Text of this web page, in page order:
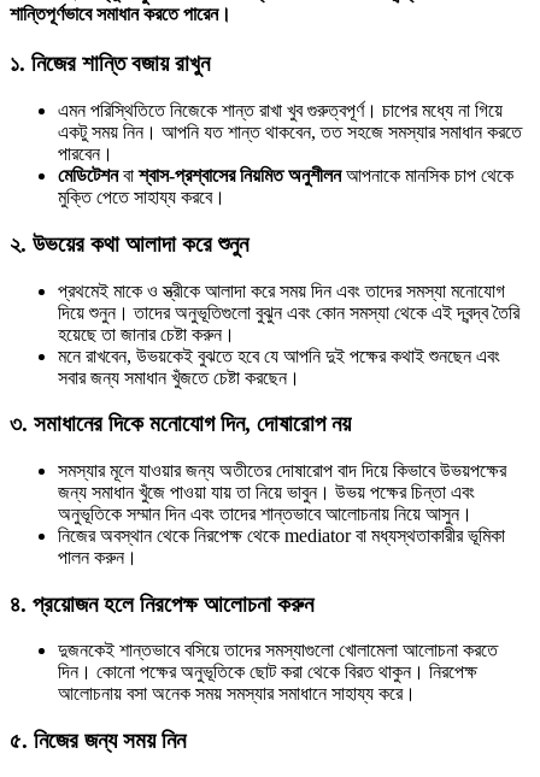
শান্তিপূর্ণভাবে সমাধান করতে পারেন।
১. নিজের শান্তি বজায় রাখুন
এমন পরিস্থিতিতে নিজেকে শান্ত রাখা খুব গুরুত্বপূর্ণ। চাপের মধ্যে না গিয়ে
একটু সময় নিন। আপনি যত শান্ত থাকবেন, তত সহজে সমস্যার সমাধান করতে
পারবেন।
মেডিটেশনবাশ্বাস-প্রশ্বাসের নিয়মিত অনুশীলনআপনাকে মানসিক চাপ থেকে
মুক্তি পেতে সাহায্য করবে।
২. উভয়ের কথা আলাদা করে শুনুন
প্রথমেই মাকে ও স্ত্রীকে আলাদা করে সময় দিন এবং তাদের সমস্যা মনোযোগ
দিয়ে শুনুন। তাদের অনুভূতিগুলো বুঝুন এবং কোন সমস্যা থেকে এই দ্বন্দ্ব তৈরি
হয়েছে তা জানার চেষ্টা করুন।
মনে রাখবেন, উভয়কেই বুঝতে হবে যে আপনি দুই পক্ষের কথাই শুনছেন এবং
সবার জন্য সমাধান খুঁজতে চেষ্টা করছেন।
৩. সমাধানের দিকে মনোযোগ দিন, দোষারোপ নয়
সমস্যার মূলে যাওয়ার জন্য অতীতের দোষারোপ বাদ দিয়ে কিভাবে উভয়পক্ষের
জন্য সমাধান খুঁজে পাওয়া যায় তা নিয়ে ভাবুন। উভয় পক্ষের চিন্তা এবং
অনুভূতিকে সম্মান দিন এবং তাদের শান্তভাবে আলোচনায় নিয়ে আসুন।
নিজের অবস্থান থেকে নিরপেক্ষ থেকে mediator বা মধ্যস্থতাকারীর ভূমিকা
পালন করুন।
৪. প্রয়োজন হলে নিরপেক্ষ আলোচনা করুন
দুজনকেই শান্তভাবে বসিয়ে তাদের সমস্যাগুলো খোলামেলা আলোচনা করতে
দিন। কোনো পক্ষের অনুভূতিকে ছোট করা থেকে বিরত থাকুন। নিরপেক্ষ
আলোচনায় বসা অনেক সময় সমস্যার সমাধানে সাহায্য করে।
৫. নিজের জন্য সময় নিন